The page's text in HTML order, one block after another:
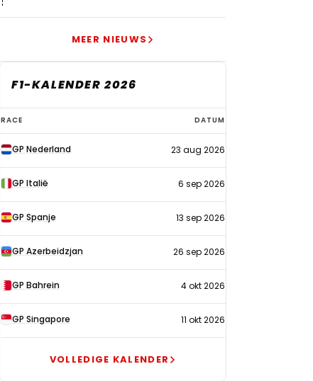
MEER NIEUWS
F1-KALENDER 2026
F1-
kalender
2026
RACE DATUM
GP Nederland 23 aug 2026
GP Italië 6 sep 2026
GP Spanje 13 sep 2026
GP Azerbeidzjan 26 sep 2026
GP Bahrein 4 okt 2026
GP Singapore 11 okt 2026
VOLLEDIGE KALENDER